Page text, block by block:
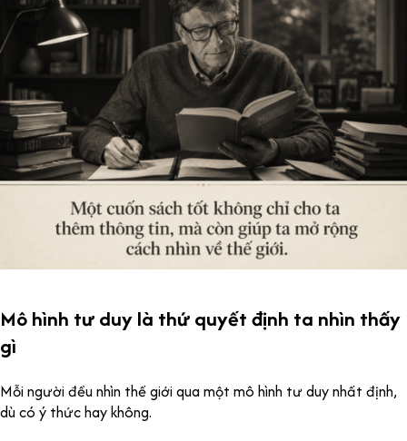
Mô hình tư duy là thứ quyết định ta nhìn thấy
gì
Mỗi người đều nhìn thế giới qua một mô hình tư duy nhất định,
dù có ý thức hay không.